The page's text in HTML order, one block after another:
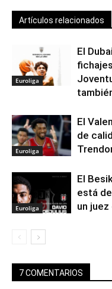
Artículos relacionados
Euroliga
El
Euroliga
El
de
Euroliga
El
está
un
7 COMENTARIOS